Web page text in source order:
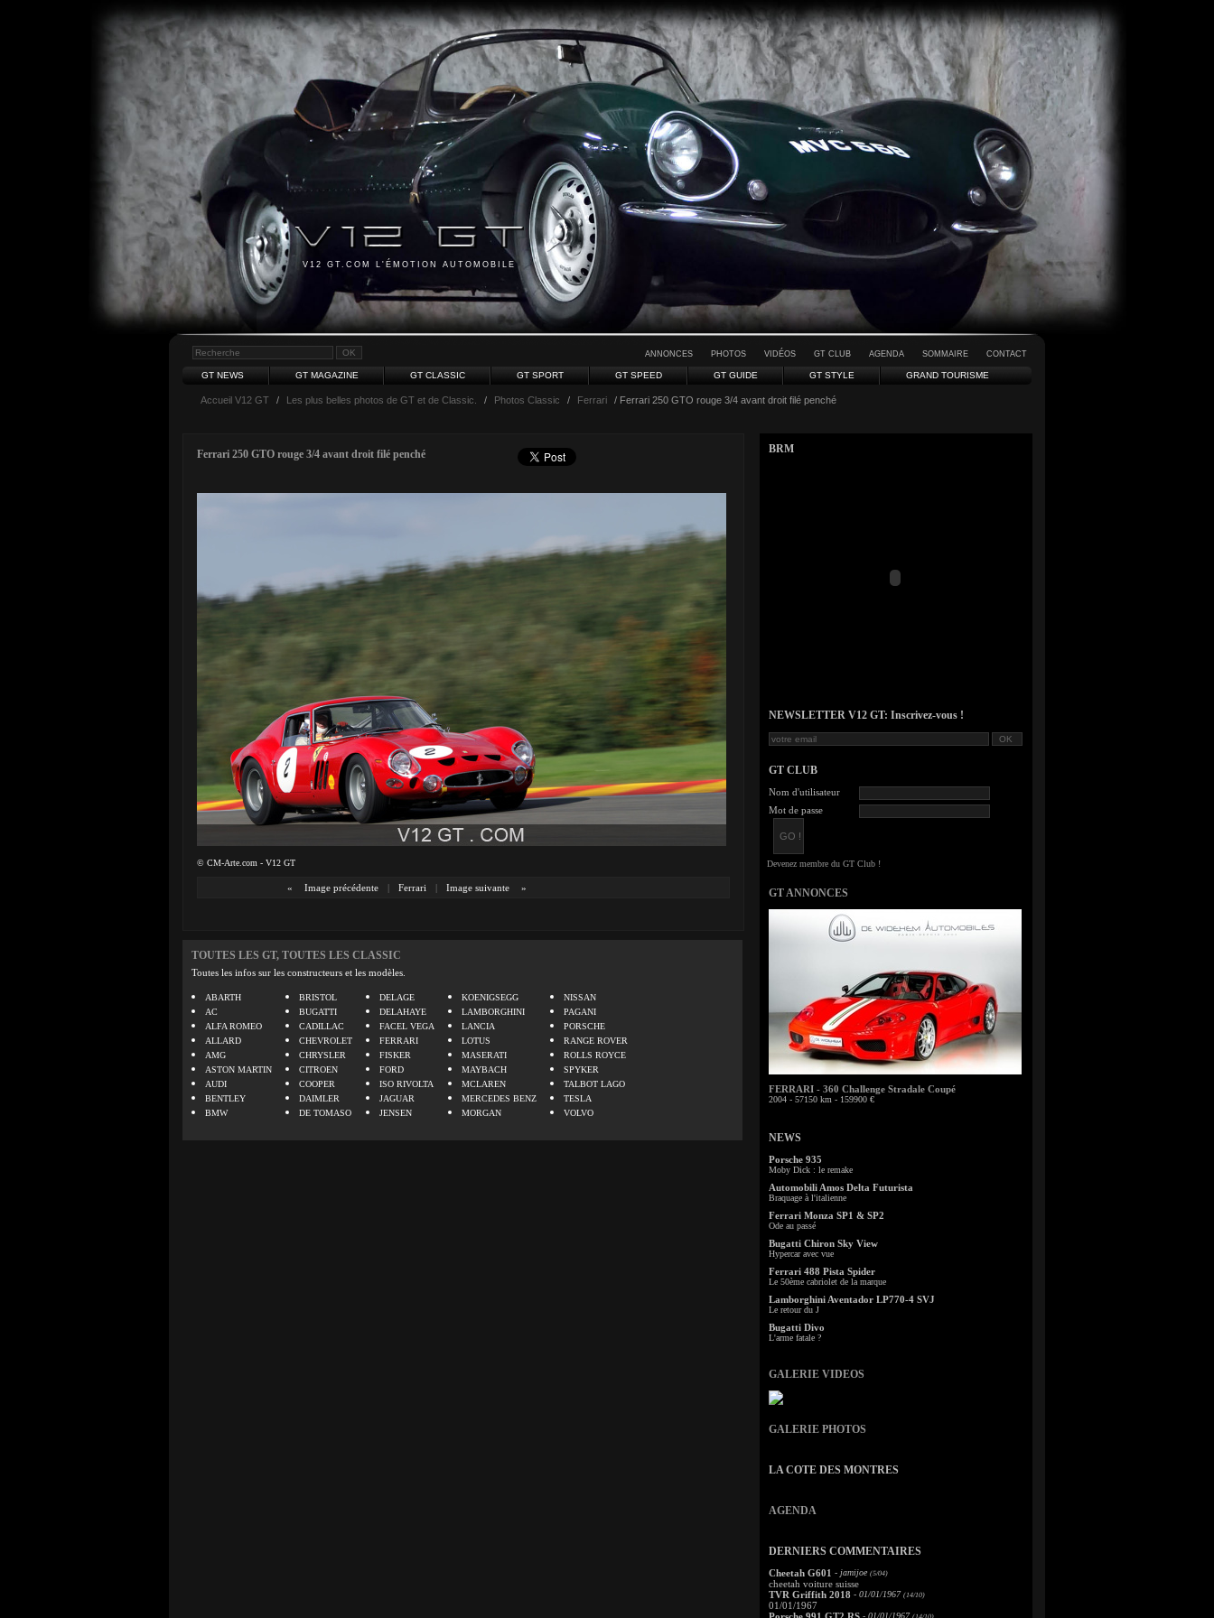
V12 GT.COM L'ÉMOTION AUTOMOBILE
ANNONCES PHOTOS VIDÉOS GT CLUB AGENDA SOMMAIRE CONTACT
GT NEWS GT MAGAZINE GT CLASSIC GT SPORT GT SPEED GT GUIDE GT STYLE GRAND TOURISME
Accueil V12 GT / Les plus belles photos de GT et de Classic. / Photos Classic / Ferrari / Ferrari 250 GTO rouge 3/4 avant droit filé penché
Ferrari 250 GTO rouge 3/4 avant droit filé penché
© CM-Arte.com - V12 GT
« Image précédente | Ferrari | Image suivante »
TOUTES LES GT, TOUTES LES CLASSIC
Toutes les infos sur les constructeurs et les modèles.
ABARTH
AC
ALFA ROMEO
ALLARD
AMG
ASTON MARTIN
AUDI
BENTLEY
BMW
BRISTOL
BUGATTI
CADILLAC
CHEVROLET
CHRYSLER
CITROEN
COOPER
DAIMLER
DE TOMASO
DELAGE
DELAHAYE
FACEL VEGA
FERRARI
FISKER
FORD
ISO RIVOLTA
JAGUAR
JENSEN
KOENIGSEGG
LAMBORGHINI
LANCIA
LOTUS
MASERATI
MAYBACH
MCLAREN
MERCEDES BENZ
MORGAN
NISSAN
PAGANI
PORSCHE
RANGE ROVER
ROLLS ROYCE
SPYKER
TALBOT LAGO
TESLA
VOLVO
BRM
NEWSLETTER V12 GT: Inscrivez-vous !
GT CLUB
Nom d'utilisateur
Mot de passe
GT ANNONCES
FERRARI - 360 Challenge Stradale Coupé
2004 - 57150 km - 159900 €
NEWS
Porsche 935
Moby Dick : le remake
Automobili Amos Delta Futurista
Braquage à l'italienne
Ferrari Monza SP1 & SP2
Ode au passé
Bugatti Chiron Sky View
Hypercar avec vue
Ferrari 488 Pista Spider
Le 50ème cabriolet de la marque
Lamborghini Aventador LP770-4 SVJ
Le retour du J
Bugatti Divo
L'arme fatale ?
GALERIE VIDEOS
GALERIE PHOTOS
LA COTE DES MONTRES
AGENDA
DERNIERS COMMENTAIRES
Cheetah G601 - jamijoe (5/04)
cheetah voiture suisse
TVR Griffith 2018 - 01/01/1967 (14/10)
01/01/1967
- 01/01/1967